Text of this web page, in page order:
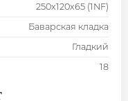
250х120х65 (1NF)
Баварская кладка
Гладкий
18